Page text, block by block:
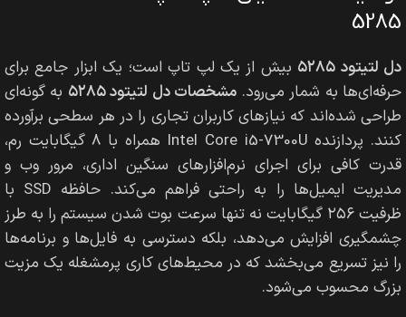
5285
دل لتیتود ۵۲۸۵
بیش از یک لپ تاپ است؛ یک ابزار جامع برای
حرفه‌ای‌ها به شمار می‌رود. مشخصات دل لتیتود ۵۲۸۵
به گونه‌ای
طراحی شده‌اند که نیازهای کاربران تجاری را در هر سطحی برآورده
کنند. پردازنده Intel Core i5-7300U همراه با ۸ گیگابایت رم،
قدرت کافی برای اجرای نرم‌افزارهای سنگین اداری، مرور وب و
مدیریت ایمیل‌ها را به راحتی فراهم می‌کند. حافظه SSD با
ظرفیت ۲۵۶ گیگابایت نه تنها سرعت بوت شدن سیستم را به طرز
چشمگیری افزایش می‌دهد، بلکه دسترسی به فایل‌ها و برنامه‌ها
را نیز تسریع می‌بخشد که در محیط‌های کاری پرمشغله یک مزیت
بزرگ محسوب می‌شود.